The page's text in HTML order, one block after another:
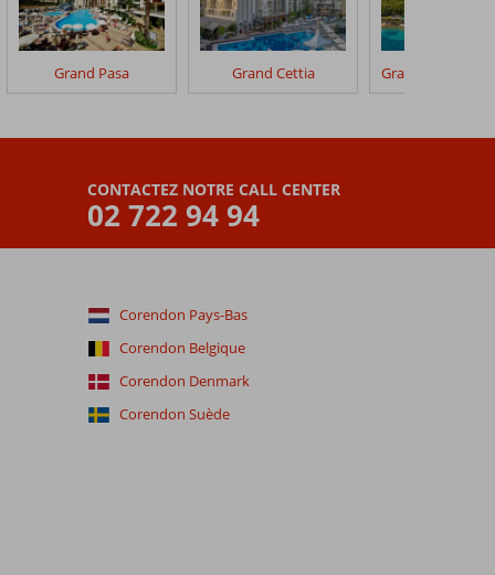
Grand Pasa Grand Cettia
CONTACTEZ NOTRE CALL CENTER
02 722 94 94
Corendon Pays-Bas
Corendon Belgique
Corendon Denmark
Corendon Suède